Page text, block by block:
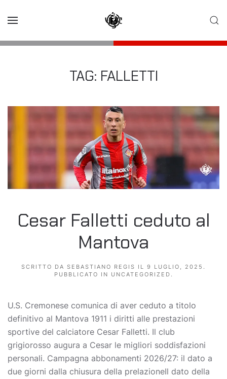
TAG: FALLETTI
Cesar Falletti ceduto al
Mantova
SCRITTO DA SEBASTIANO REGIS IL 9 LUGLIO, 2025 .
PUBBLICATO IN UNCATEGORIZED .
U.S. Cremonese comunica di aver ceduto a titolo
definitivo al Mantova 1911 i diritti alle prestazioni
sportive del calciatore Cesar Falletti. Il club
grigiorosso augura a Cesar le migliori soddisfazioni
personali. Campagna abbonamenti 2026/27: il dato a
due giorni dalla chiusura della prelazioneIl dato della